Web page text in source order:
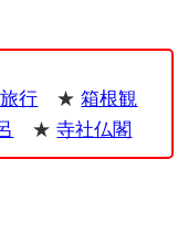
行 ★箱根観
★寺社仏閣